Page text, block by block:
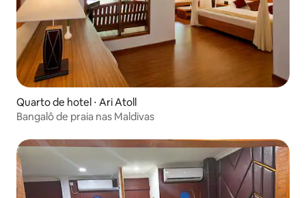
Quarto de hotel ⋅ Ari Atoll
Bangalô de praia nas Maldivas